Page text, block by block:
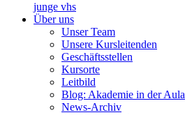
junge vhs
Über uns
Unser Team
Unsere Kursleitenden
Geschäftsstellen
Kursorte
Leitbild
Blog: Akademie in der Aula
News-Archiv